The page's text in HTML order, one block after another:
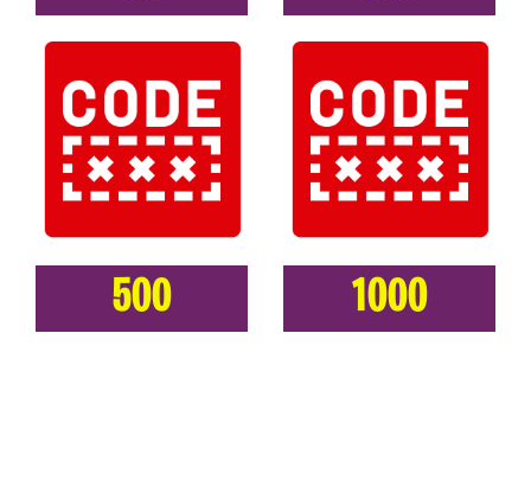
500 1000